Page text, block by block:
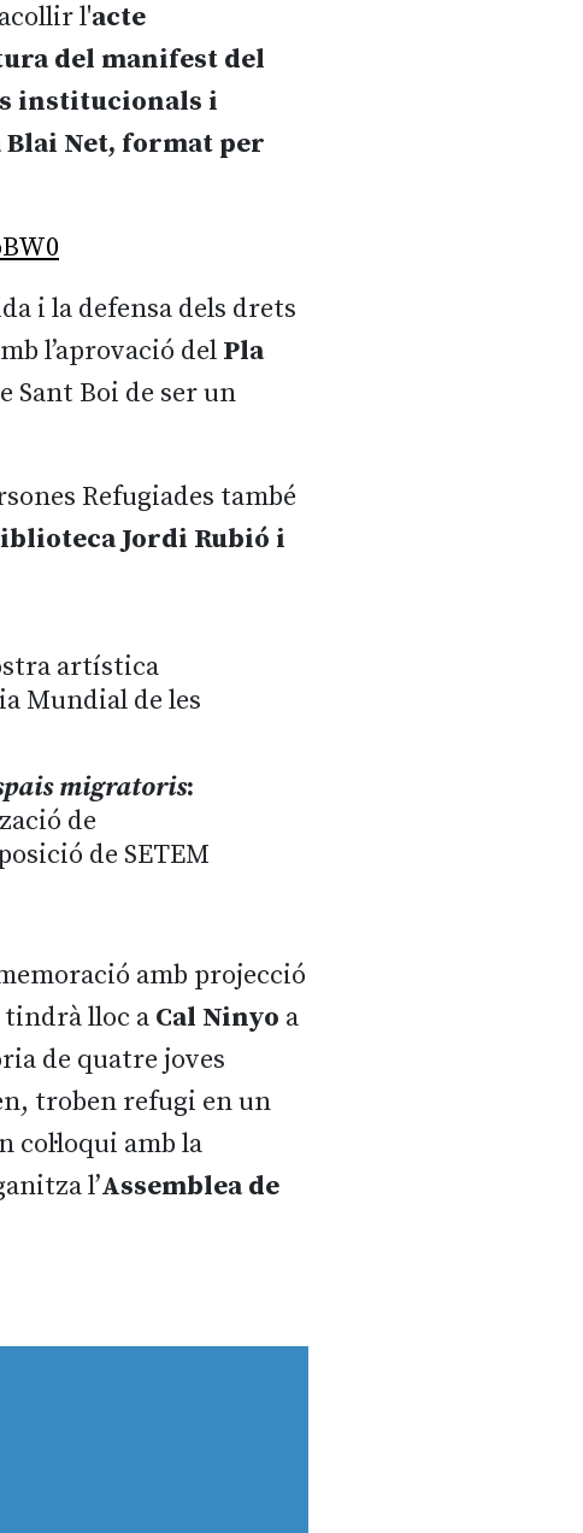
l'acte
del manifest del
institucionals i
Blai Net, format per
i la defensa dels drets
l’aprovació del Pla
Sant Boi de ser un
Refugiades també
Jordi Rubió i
artística
Mundial de les
migratoris:
de
de SETEM
amb projecció
lloc a Cal Ninyo a
de quatre joves
troben refugi en un
col·loqui amb la
l’Assemblea de